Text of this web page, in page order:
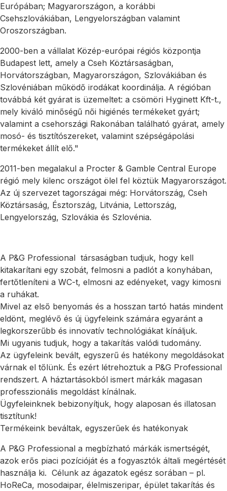
Európában; Magyarországon, a korábbi
Csehszlovákiában, Lengyelországban valamint
Oroszországban.
2000-ben a vállalat Közép-európai régiós központja
Budapest lett, amely a Cseh Köztársaságban,
Horvátországban, Magyarországon, Szlovákiában és
Szlovéniában működő irodákat koordinálja. A régióban
továbbá két gyárat is üzemeltet: a csömöri Hyginett Kft-t.,
mely kiváló minőségű női higiénés termékeket gyárt;
valamint a csehországi Rakonában található gyárat, amely
mosó- és tisztítószereket, valamint szépségápolási
termékeket állít elő."
2011-ben megalakul a Procter & Gamble Central Europe
régió mely kilenc országot ölel fel köztük Magyarországot.
Az új szervezet tagországai még: Horvátország, Cseh
Köztársaság, Észtország, Litvánia, Lettország,
Lengyelország, Szlovákia és Szlovénia.
A P&G Professional társaságban tudjuk, hogy kell
kitakarítani egy szobát, felmosni a padlót a konyhában,
fertőtleníteni a WC-t, elmosni az edényeket, vagy kimosni
a ruhákat.
Mivel az első benyomás és a hosszan tartó hatás mindent
eldönt, meglévő és új ügyfeleink számára egyaránt a
legkorszerűbb és innovatív technológiákat kínáljuk.
Mi ugyanis tudjuk, hogy a takarítás valódi tudomány.
Az ügyfeleink bevált, egyszerű és hatékony megoldásokat
várnak el tőlünk. És ezért létrehoztuk a P&G Professional
rendszert. A háztartásokból ismert márkák magasan
professzionális megoldást kínálnak.
Ügyfeleinknek bebizonyítjuk, hogy alaposan és illatosan
tisztítunk!
Termékeink beváltak, egyszerűek és hatékonyak
A P&G Professional a megbízható márkák ismertségét,
azok erős piaci pozícióját és a fogyasztók általi megértését
használja ki. Célunk az ágazatok egész sorában – pl.
HoReCa, mosodaipar, élelmiszeripar, épület takarítás és